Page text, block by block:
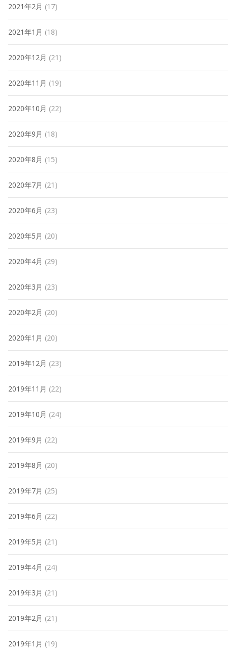
2021年2月 (17)
2021年1月 (18)
2020年12月 (21)
2020年11月 (19)
2020年10月 (22)
2020年9月 (18)
2020年8月 (15)
2020年7月 (21)
2020年6月 (23)
2020年5月 (20)
2020年4月 (29)
2020年3月 (23)
2020年2月 (20)
2020年1月 (20)
2019年12月 (23)
2019年11月 (22)
2019年10月 (24)
2019年9月 (22)
2019年8月 (20)
2019年7月 (25)
2019年6月 (22)
2019年5月 (21)
2019年4月 (24)
2019年3月 (21)
2019年2月 (21)
2019年1月 (19)